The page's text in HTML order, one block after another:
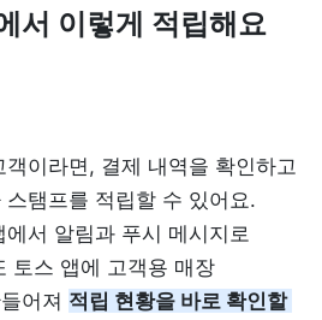
서 이렇게 적립해요
이라면, 결제 내역을 확인하고
탬프를 적립할 수 있어요.
서 알림과 푸시 메시지로
토스 앱에 고객용 매장
어져 적립 현황을 바로 확인할